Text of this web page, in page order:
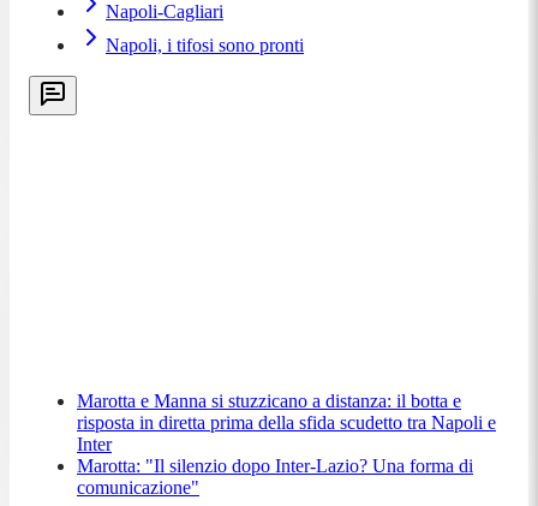
Napoli-Cagliari
Napoli, i tifosi sono pronti
Marotta e Manna si stuzzicano a distanza: il botta e
risposta in diretta prima della sfida scudetto tra Napoli e
Inter
Marotta: "Il silenzio dopo Inter-Lazio? Una forma di
comunicazione"